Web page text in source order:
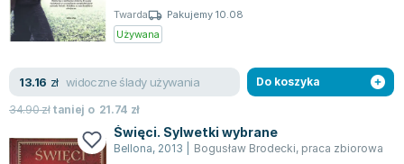
Repetytoria, testy i materiały pomocnicze
Agatha Christie
Witold Gadowski
Marcin Kowalczyk
Piotr Zychowicz
Joanna Jabłczyńska
Piotr Kościelny
Twarda
Pakujemy 10.08
Używana
13.16 zł widoczne ślady używania
34.90złtaniej o 21.74 zł
Do koszyka
Święci. Sylwetki wybrane
Bellona, 2013 Bogusław Brodecki, praca zbiorowa